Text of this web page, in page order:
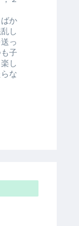
か
し
っ
子
し
な